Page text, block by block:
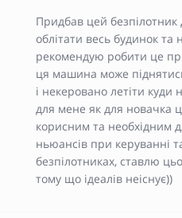
Придбав цей безпілотник
облітати весь будинок
рекомендую робити це
ця машина може
і некеровано летіти куди
для мене як для новачка
корисним та необхідним
ньюансів при керуванні
безпілотниках, ставлю
тому що ідеалів неіснує))